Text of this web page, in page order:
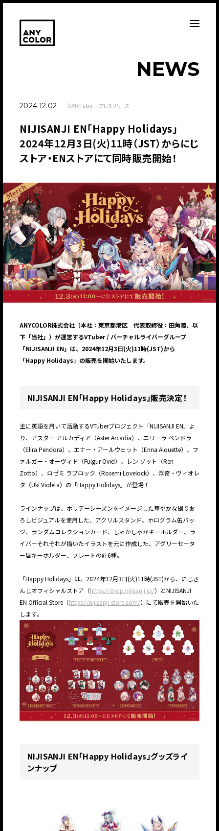
NEWS
2024.12.02 海外VTuber プレスリリース
NIJISANJI EN「Happy Holidays」
2024年12月3日(火)11時（JST）からにじ
ストア・ENストアにて同時販売開始！
ANYCOLOR株式会社（本社：東京都港区 代表取締役：田角陸、以
下「当社」）が運営するVTuber / バーチャルライバーグループ
「NIJISANJI EN」は、2024年12月3日(火)11時(JST)から
「Happy Holidays」の販売を開始いたします。
NIJISANJI EN「Happy Holidays」販売決定！
主に英語を用いて活動するVTuberプロジェクト「NIJISANJI EN」よ
り、アスター アルカディア（Aster Arcadia）、エリーラ ペンドラ
（Elira Pendora）、エナー・アールウェット（Enna Alouette）、フ
ァルガー・オーヴィド（Fulgur Ovid）、レン ゾット（Ren
Zotto）、ロゼミ ラブロック（Rosemi Lovelock）、浮奇・ヴィオレ
タ（Uki Violeta）の「Happy Holidays」が登場！
ラインナップは、ホリデーシーズンをイメージした華やかな撮りお
ろしビジュアルを使用した、アクリルスタンド、ホログラム缶バッ
ジ、ランダムコレクションカード、しゃかしゃかキーホルダー、ラ
イバーそれぞれが描いたイラストを元に作成した、アグリーセータ
ー風キーホルダー、プレートの計6種。
「Happy Holidays」は、2024年12月3日(火)11時(JST)から、にじさ
んじオフィシャルストア（https://shop.nijisanji.jp/）とNIJISANJI
EN Official Store（https://nijisanji-store.com/）にて販売を開始いた
します。
NIJISANJI EN「Happy Holidays」グッズライ
ンナップ